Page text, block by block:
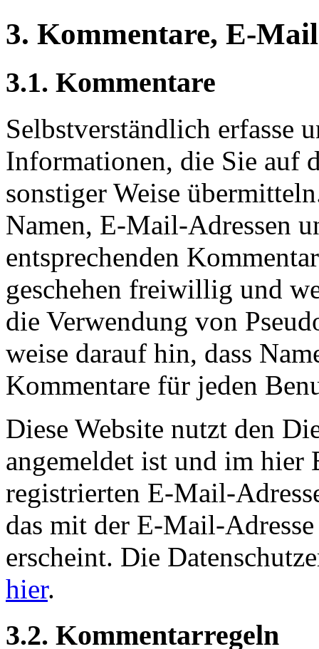
3. Kommentare, E-
3.1. Kommentare
Selbstverständlich erfasse
Informationen, die Sie auf
sonstiger Weise
Namen, E-Mail-Adressen
entsprechenden
geschehen freiwillig und
die Verwendung von
weise darauf hin, dass
Kommentare für jeden
Diese Website nutzt den
angemeldet ist und im hier
registrierten E-Mail-
das mit der E-Mail-
erscheint. Die
hier.
3.2. Kommentarregeln